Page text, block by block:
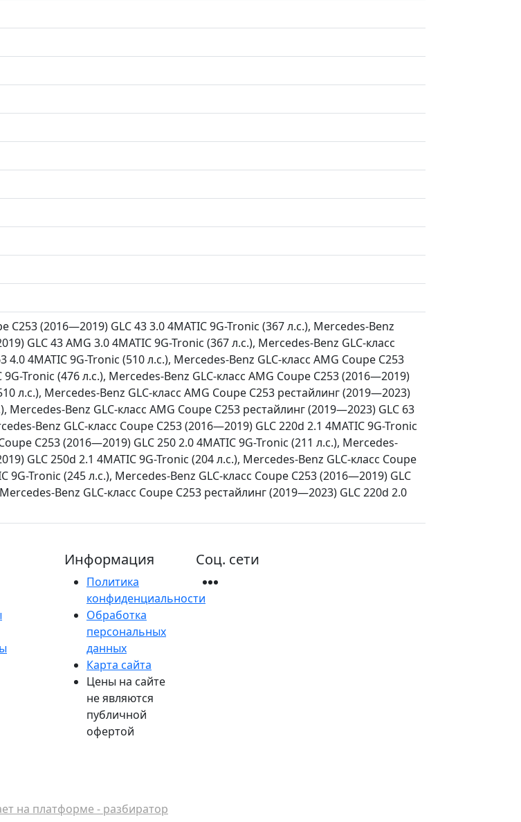
C253 (2016—2019) GLC 43 3.0 4MATIC 9G-Tronic (367 л.с.), Mercedes-Benz
GLC 43 AMG 3.0 4MATIC 9G-Tronic (367 л.с.), Mercedes-Benz GLC-класс
4MATIC 9G-Tronic (510 л.с.), Mercedes-Benz GLC-класс AMG Coupe C253
Tronic (476 л.с.), Mercedes-Benz GLC-класс AMG Coupe C253 (2016—2019)
л.с.), Mercedes-Benz GLC-класс AMG Coupe C253 рестайлинг (2019—2023)
Mercedes-Benz GLC-класс AMG Coupe C253 рестайлинг (2019—2023) GLC 63
Benz GLC-класс Coupe C253 (2016—2019) GLC 220d 2.1 4MATIC 9G-Tronic
C253 (2016—2019) GLC 250 2.0 4MATIC 9G-Tronic (211 л.с.), Mercedes-
GLC 250d 2.1 4MATIC 9G-Tronic (204 л.с.), Mercedes-Benz GLC-класс Coupe
9G-Tronic (245 л.с.), Mercedes-Benz GLC-класс Coupe C253 (2016—2019) GLC
Benz GLC-класс Coupe C253 рестайлинг (2019—2023) GLC 220d 2.0
Информация
Политика
конфиденциальности
Обработка
персональных
данных
Карта сайта
Цены на сайте
не являются
публичной
офертой
Соц. сети
на платформе - разбиратор